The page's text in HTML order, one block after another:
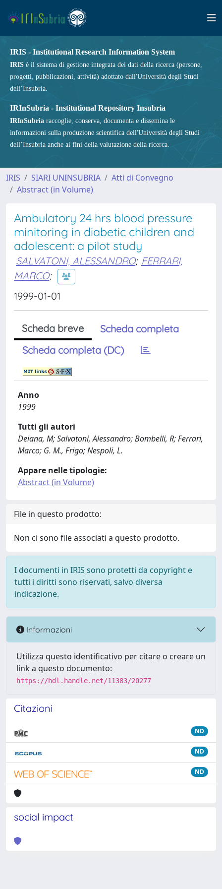
IRIS - Institutional Research Information System
IRIS è il sistema di gestione integrata dei dati della ricerca (persone,
progetti, pubblicazioni, attività) adottato dall'Università degli Studi
dell’Insubria.
IRInSubria - Institutional Repository Insubria
IRInSubria raccoglie, conserva, documenta e dissemina le
informazioni sulla produzione scientifica dell'Università degli Studi
dell’Insubria anche ai fini della valutazione della ricerca.
IRIS SIARI UNINSUBRIA
Atti di Convegno
Abstract (in Volume)
Ambulatory 24 hrs blood pressure
minitoring in diabetic children and
adolescent: a pilot study
SALVATONI, ALESSANDRO; FERRARI,
MARCO;
1999-01-01
Scheda breve
Scheda completa
Scheda completa (DC)
Anno
1999
Tutti gli autori
Deiana, M; Salvatoni, Alessandro; Bombelli, R; Ferrari,
Marco; G. M., Frigo; Nespoli, L.
Appare nelle tipologie:
Abstract (in Volume)
File in questo prodotto:
Non ci sono file associati a questo prodotto.
I documenti in IRIS sono protetti da copyright e
tutti i diritti sono riservati, salvo diversa
indicazione.
Informazioni
Utilizza questo identificativo per citare o creare un
link a questo documento:
https://hdl.handle.net/11383/20277
Citazioni
ND
ND
ND
social impact